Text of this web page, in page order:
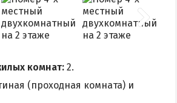
комнат: 2.
(проходная комната) и